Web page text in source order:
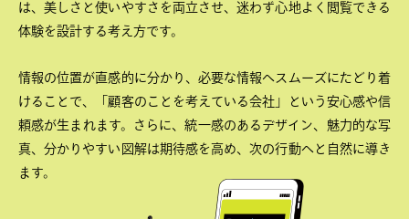
は、美しさと使いやすさを両立させ、迷わず心地よく閲覧できる
体験を設計する考え方です。
情報の位置が直感的に分かり、必要な情報へスムーズにたどり着
けることで、「顧客のことを考えている会社」という安心感や信
頼感が生まれます。さらに、統一感のあるデザイン、魅力的な写
真、分かりやすい図解は期待感を高め、次の行動へと自然に導き
ます。